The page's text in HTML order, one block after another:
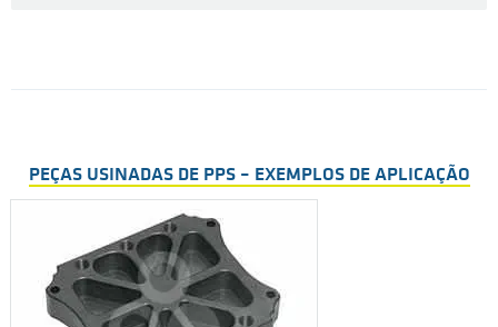
PEÇAS USINADAS DE PPS – EXEMPLOS DE APLICAÇÃO